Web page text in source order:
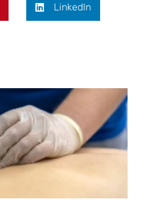
LinkedIn